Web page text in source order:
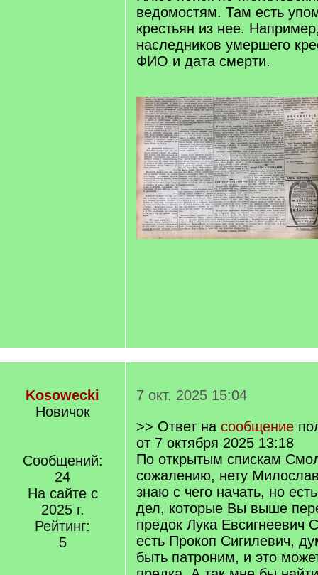
ведомостям. Там есть
крестьян из нее.
наследников умершего
ФИО и дата смерти.
Kosowecki
Новичок
Сообщений:
24
На сайте с
2025 г.
Рейтинг:
5
7 окт. 2025 15:04
>> Ответ на сообщение
от 7 октября 2025 13:18
По открытым спискам
сожалению, нету
знаю с чего начать, но
дел, которые Вы выше
предок Лука Евсигнеевич
есть Прокоп Сигилевич,
быть патроним, и это